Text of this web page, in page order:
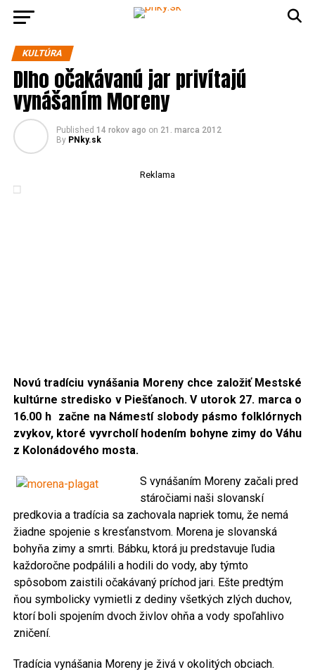
KULTÚRA
Dlho očakávanú jar privítajú
vynášaním Moreny
Published 14 rokov ago on 21. marca 2012
By PNky.sk
Reklama
Novú tradíciu vynášania Moreny chce založiť Mestské
kultúrne stredisko v Piešťanoch. V utorok 27. marca o
16.00 h začne na Námestí slobody pásmo folklórnych
zvykov, ktoré vyvrcholí hodením bohyne zimy do Váhu
z Kolonádového mosta.
S vynášaním Moreny začali pred
stáročiami naši slovanskí
predkovia a tradícia sa zachovala napriek tomu, že nemá
žiadne spojenie s kresťanstvom. Morena je slovanská
bohyňa zimy a smrti. Bábku, ktorá ju predstavuje ľudia
každoročne podpálili a hodili do vody, aby týmto
spôsobom zaistili očakávaný príchod jari. Ešte predtým
ňou symbolicky vymietli z dediny všetkých zlých duchov,
ktorí boli spojením dvoch živlov ohňa a vody spoľahlivo
zničení.
Tradícia vynášania Moreny je živá v okolitých obciach.